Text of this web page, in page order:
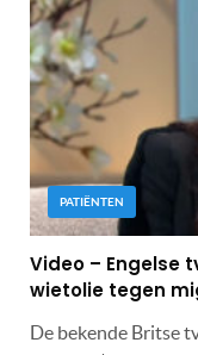
PATIËNTEN
Video – Engelse
wietolie tegen
De bekende Britse